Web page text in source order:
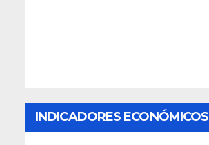
INDICADORES ECONÓMICOS